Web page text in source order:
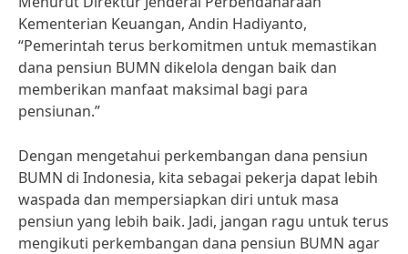
Kementerian Keuangan, Andin Hadiyanto,
“Pemerintah terus berkomitmen untuk memastikan
dana pensiun BUMN dikelola dengan baik dan
memberikan manfaat maksimal bagi para
pensiunan.”
Dengan mengetahui perkembangan dana pensiun
BUMN di Indonesia, kita sebagai pekerja dapat lebih
waspada dan mempersiapkan diri untuk masa
pensiun yang lebih baik. Jadi, jangan ragu untuk terus
mengikuti perkembangan dana pensiun BUMN agar